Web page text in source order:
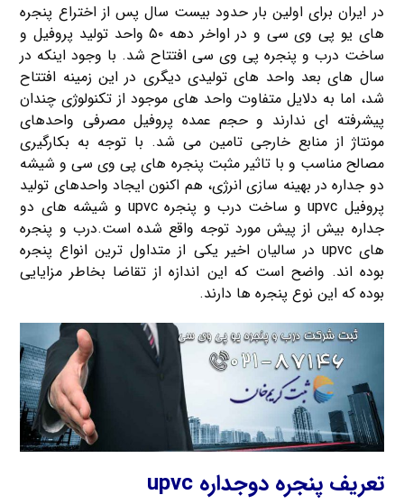
در ایران برای اولین بار حدود بیست سال پس از اختراع پنجره
های یو پی وی سی و در اواخر دهه ۵۰ واحد تولید پروفیل و
ساخت درب و پنجره پی وی سی افتتاح شد. با وجود اینکه در
سال های بعد واحد های تولیدی دیگری در این زمینه افتتاح
شد، اما به دلایل متفاوت واحد های موجود از تکنولوژی چندان
پیشرفته ای ندارند و حجم عمده پروفیل مصرفی واحدهای
مونتاژ از منابع خارجی تامین می شد. با توجه به بکارگیری
مصالح مناسب و با تاثیر مثبت پنجره های پی وی سی و شیشه
دو جداره در بهینه سازی انرژی، هم اکنون ایجاد واحدهای تولید
پروفیل upvc و ساخت درب و پنجره upvc و شیشه های دو
جداره بیش از پیش مورد توجه واقع شده است.درب و پنجره
های upvc در سالیان اخیر یکی از متداول ترین انواع پنجره
بوده اند. واضح است که این اندازه از تقاضا بخاطر مزایایی
بوده که این نوع پنجره ها دارند.
تعریف پنجره دوجداره upvc